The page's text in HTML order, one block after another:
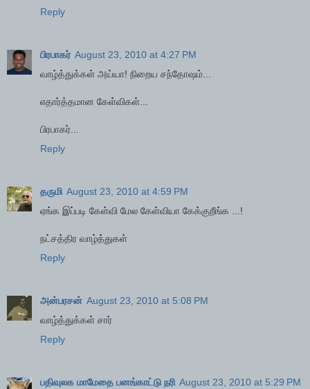
Reply
பிரபாகர் August 23, 2010 at 4:27 PM
வாழ்த்துக்கள் அய்யா! நிறைய சந்தோஷம்...
எதார்த்தமான கேள்விகள்...
பிரபாகர்...
Reply
தருமி August 23, 2010 at 4:59 PM
ஏங்க இப்படி கேள்வி மேல கேள்வியா கேக்குறீங்க ...!
நட்சத்திர வாழ்த்துகள்
Reply
அன்பரசன் August 23, 2010 at 5:08 PM
வாழ்த்துக்கள் சார்
Reply
பதிவுலக மாமேதை பனங்காட்டு நரி August 23, 2010 at 5:29 PM